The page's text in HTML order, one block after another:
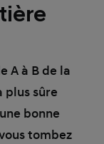
A à B de la
plus sûre
bonne
tombez